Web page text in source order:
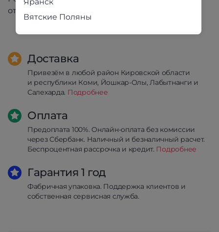
отличаться от изображения на экране
Доставка
Привезём в любой район Кировской области
и республики Коми, Йошкар-Олы, Лабытнанги и
Салехарда. Подробнее
Оплата
Предоплата 100%. Онлайн-оплата без комиссии
через Сбербанк. Наличный и безналичный расчет.
Беспроцентная рассрочка и кредит. Подробнее
Гарантия 1 год
Фабричная упаковка. Поддержка клиентов и
собственная сервисная служба.
Вятские Поляны